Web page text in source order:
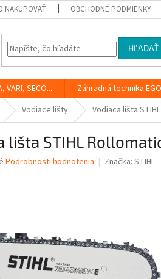
NAKUPOVAŤ OBCHODNÉ PODMIENKY
HĽADAŤ
SECO... Záhradná technika
Vodiace lišty Vodiaca lišta
lišta STIHL
Podrobnosti hodnotenia Značka: STIHL